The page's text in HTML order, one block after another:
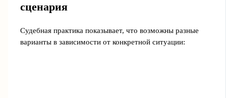
сценария
Судебная практика показывает, что возможны разные
варианты в зависимости от конкретной ситуации: